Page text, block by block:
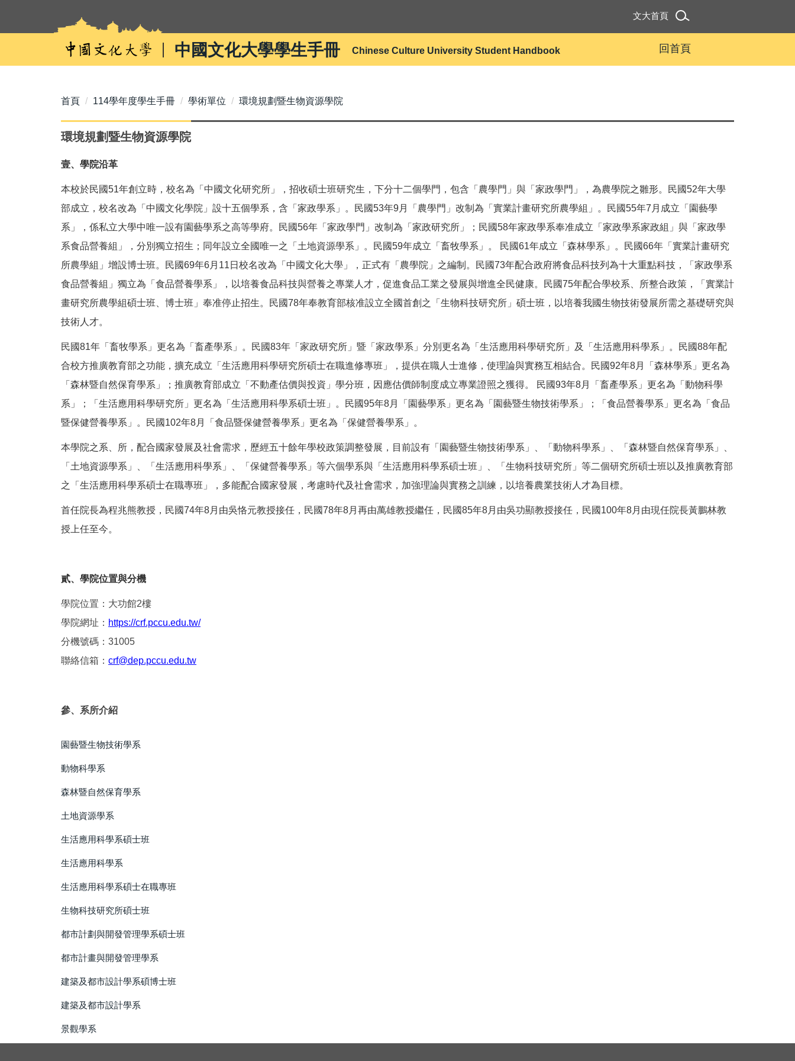
內
中國文化大學學生手冊 Chinese Culture University Student Handbook
文大首頁
回首頁
首頁 114學年度學生手冊 學術單位 環境規劃暨生物資源學院
環境規劃暨生物資源學院
壹、學院沿革
本校於民國51年創立時，校名為「中國文化研究所」，招收碩士班研究生，下分十二個學門，包含「農學門」與「家政學門」，為農學院之雛形。民國52年大學
部成立，校名改為「中國文化學院」設十五個學系，含「家政學系」。民國53年9月「農學門」改制為「實業計畫研究所農學組」。民國55年7月成立「園藝學
系」，係私立大學中唯一設有園藝學系之高等學府。民國56年「家政學門」改制為「家政研究所」；民國58年家政學系奉准成立「家政學系家政組」與「家政學
系食品營養組」，分別獨立招生；同年設立全國唯一之「土地資源學系」。民國59年成立「畜牧學系」。 民國61年成立「森林學系」。民國66年「實業計畫研究
所農學組」增設博士班。民國69年6月11日校名改為「中國文化大學」，正式有「農學院」之編制。民國73年配合政府將食品科技列為十大重點科技，「家政學系
食品營養組」獨立為「食品營養學系」，以培養食品科技與營養之專業人才，促進食品工業之發展與增進全民健康。民國75年配合學校系、所整合政策，「實業計
畫研究所農學組碩士班、博士班」奉准停止招生。民國78年奉教育部核准設立全國首創之「生物科技研究所」碩士班，以培養我國生物技術發展所需之基礎研究與
技術人才。
民國81年「畜牧學系」更名為「畜產學系」。民國83年「家政研究所」暨「家政學系」分別更名為「生活應用科學研究所」及「生活應用科學系」。民國88年配
合校方推廣教育部之功能，擴充成立「生活應用科學研究所碩士在職進修專班」，提供在職人士進修，使理論與實務互相結合。民國92年8月「森林學系」更名為
「森林暨自然保育學系」；推廣教育部成立「不動產估價與投資」學分班，因應估價師制度成立專業證照之獲得。 民國93年8月「畜產學系」更名為「動物科學
系」；「生活應用科學研究所」更名為「生活應用科學系碩士班」。民國95年8月「園藝學系」更名為「園藝暨生物技術學系」；「食品營養學系」更名為「食品
暨保健營養學系」。民國102年8月「食品暨保健營養學系」更名為「保健營養學系」。
本學院之系、所，配合國家發展及社會需求，歷經五十餘年學校政策調整發展，目前設有「園藝暨生物技術學系」、「動物科學系」、「森林暨自然保育學系」、
「土地資源學系」、「生活應用科學系」、「保健營養學系」等六個學系與「生活應用科學系碩士班」、「生物科技研究所」等二個研究所碩士班以及推廣教育部
之「生活應用科學系碩士在職專班」，多能配合國家發展，考慮時代及社會需求，加強理論與實務之訓練，以培養農業技術人才為目標。
首任院長為程兆熊教授，民國74年8月由吳恪元教授接任，民國78年8月再由萬雄教授繼任，民國85年8月由吳功顯教授接任，民國100年8月由現任院長黃鵬林教
授上任至今。
貳、學院位置與分機
學院位置：大功館2樓
學院網址： https://crf.pccu.edu.tw/
分機號碼：31005
聯絡信箱： crf@dep.pccu.edu.tw
參、系所介紹
園藝暨生物技術學系
動物科學系
森林暨自然保育學系
土地資源學系
生活應用科學系碩士班
生活應用科學系
生活應用科學系碩士在職專班
生物科技研究所碩士班
都市計劃與開發管理學系碩士班
都市計畫與開發管理學系
建築及都市設計學系碩博士班
建築及都市設計學系
景觀學系